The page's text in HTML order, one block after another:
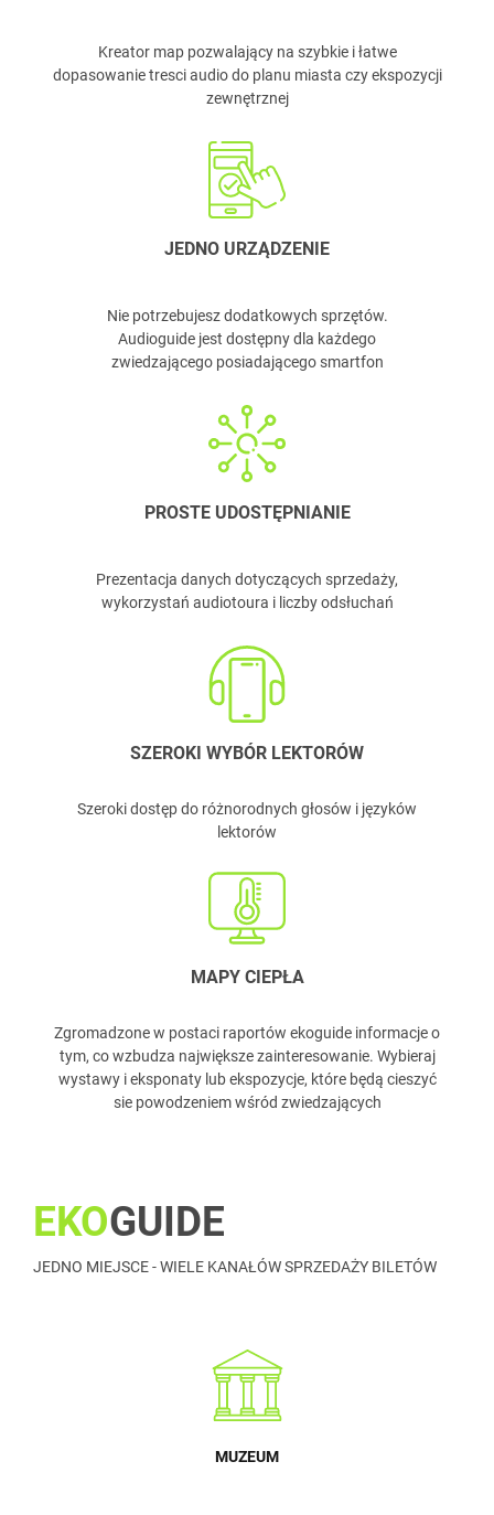
Kreator map pozwalający na szybkie i łatwe
dopasowanie tresci audio do planu miasta czy ekspozycji
zewnętrznej
JEDNO URZĄDZENIE
Nie potrzebujesz dodatkowych sprzętów.
Audioguide jest dostępny dla każdego
zwiedzającego posiadającego smartfon
PROSTE UDOSTĘPNIANIE
Prezentacja danych dotyczących sprzedaży,
wykorzystań audiotoura i liczby odsłuchań
SZEROKI WYBÓR LEKTORÓW
Szeroki dostęp do różnorodnych głosów i języków
lektorów
MAPY CIEPŁA
Zgromadzone w postaci raportów ekoguide informacje o
tym, co wzbudza największe zainteresowanie. Wybieraj
wystawy i eksponaty lub ekspozycje, które będą cieszyć
sie powodzeniem wśród zwiedzających
EKOGUIDE
JEDNO MIEJSCE - WIELE KANAŁÓW SPRZEDAŻY BILETÓW
MUZEUM